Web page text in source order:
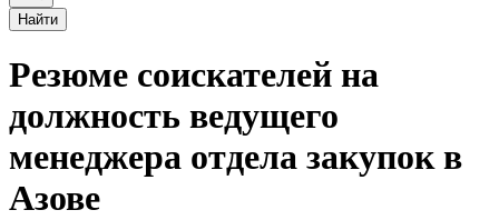
Найти
Резюме соискателей на
должность ведущего
менеджера отдела закупок в
Азове